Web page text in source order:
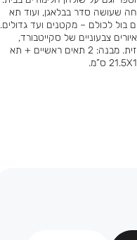
שעושה סדר בבלאגן, ועוד תא
בול לכולם – מקטנים ועד גדולים.
צבעוניים של סקייטבורד,
מוזיקה וסניקרס, שמשתלבים מעולה עם תא רשת שחור בחזית. מבנה: 2 תאים ראשיים + תא